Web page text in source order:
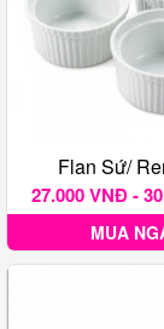
Flan Sứ/
27.000 VNĐ -
MUA